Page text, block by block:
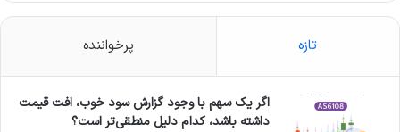
تازه پرخواننده
اگر یک سهم با وجود گزارش سود خوب، افت قیمت
داشته باشد، کدام دلیل منطقی‌تر است؟